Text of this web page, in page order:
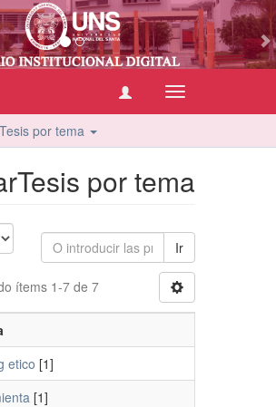
Cambiar
navegación
por tema
por tema
Ir
ítems 1-7 de 7
etico [1]
[1]